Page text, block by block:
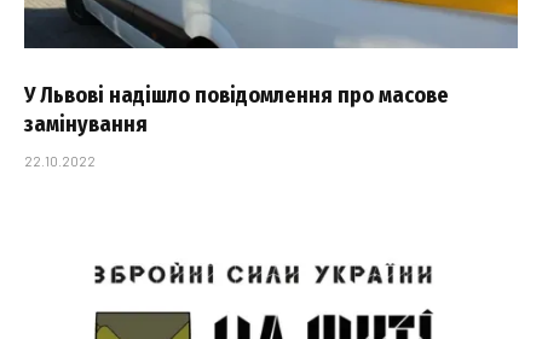
У Львові надішло повідомлення про масове
замінування
22.10.2022